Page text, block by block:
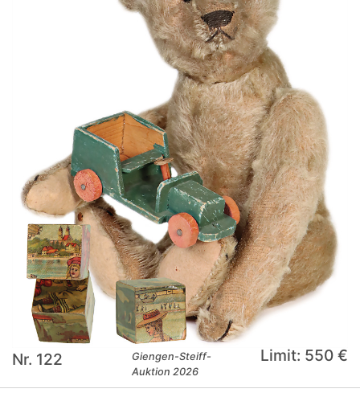
Nr. 122
Giengen-Steiff-
Auktion 2026
Limit: 550 €